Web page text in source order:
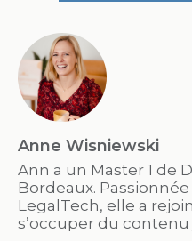
Anne Wisniewski
Ann a un Master 1 de
Bordeaux.
LegalTech, elle a
s’occuper du